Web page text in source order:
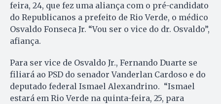
feira, 24, que fez uma aliança com o pré-candidato
do Republicanos a prefeito de Rio Verde, o médico
Osvaldo Fonseca Jr. “Vou ser o vice do dr. Osvaldo”,
afiança.
Para ser vice de Osvaldo Jr., Fernando Duarte se
filiará ao PSD do senador Vanderlan Cardoso e do
deputado federal Ismael Alexandrino. “Ismael
estará em Rio Verde na quinta-feira, 25, para